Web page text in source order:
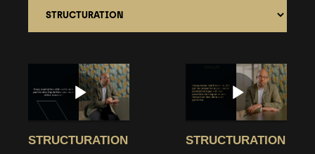
STRUCTURATION STRUCTURATION